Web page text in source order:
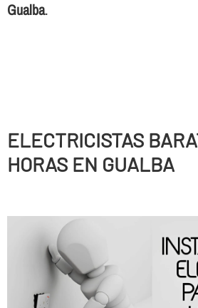
Gualba.
ELECTRICISTAS
HORAS EN GUALBA